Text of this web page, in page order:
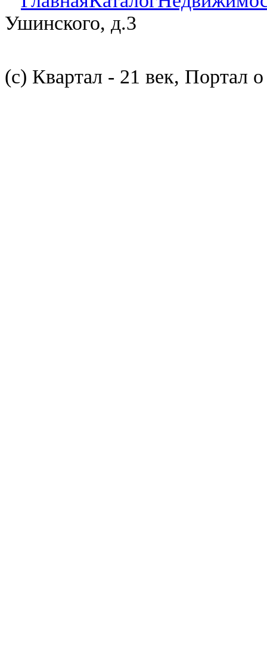
Ушинского, д.3
(с) Квартал - 21 век, Портал